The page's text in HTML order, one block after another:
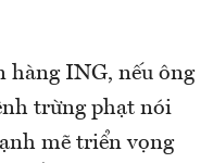
hàng ING, nếu ông
trừng phạt nói
mẽ triển vọng